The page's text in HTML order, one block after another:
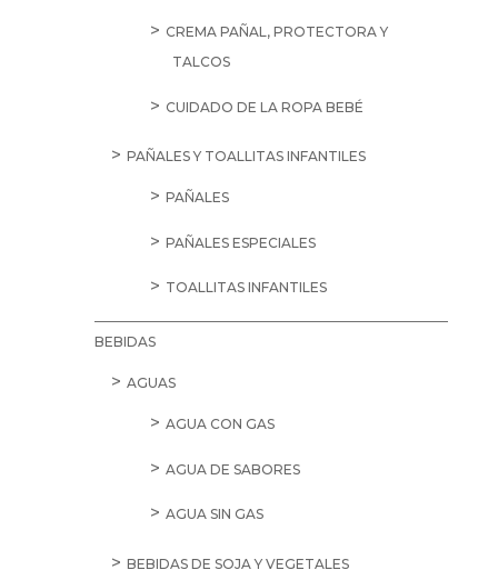
CREMA PAÑAL, PROTECTORA Y
TALCOS
CUIDADO DE LA ROPA BEBÉ
PAÑALES Y TOALLITAS INFANTILES
PAÑALES
PAÑALES ESPECIALES
TOALLITAS INFANTILES
BEBIDAS
AGUAS
AGUA CON GAS
AGUA DE SABORES
AGUA SIN GAS
BEBIDAS DE SOJA Y VEGETALES